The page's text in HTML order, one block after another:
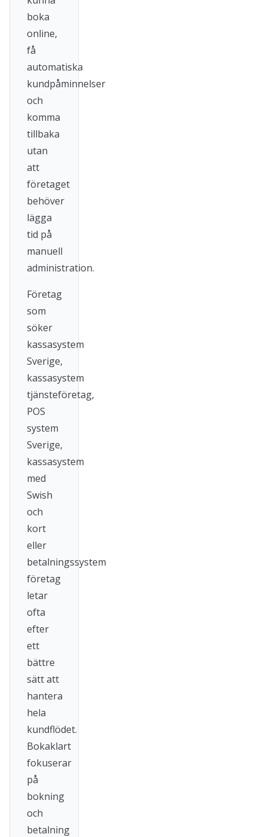
boka
online,
få
automatiska
kundpåminnelser
och
komma
tillbaka
utan
att
företaget
behöver
lägga
tid på
manuell
administration.
Företag
som
söker
kassasystem
Sverige,
kassasystem
tjänsteföretag,
POS
system
Sverige,
kassasystem
med
Swish
och
kort
eller
betalningssystem
företag
letar
ofta
efter
ett
bättre
sätt att
hantera
hela
kundflödet.
Bokaklart
fokuserar
på
bokning
och
betalning